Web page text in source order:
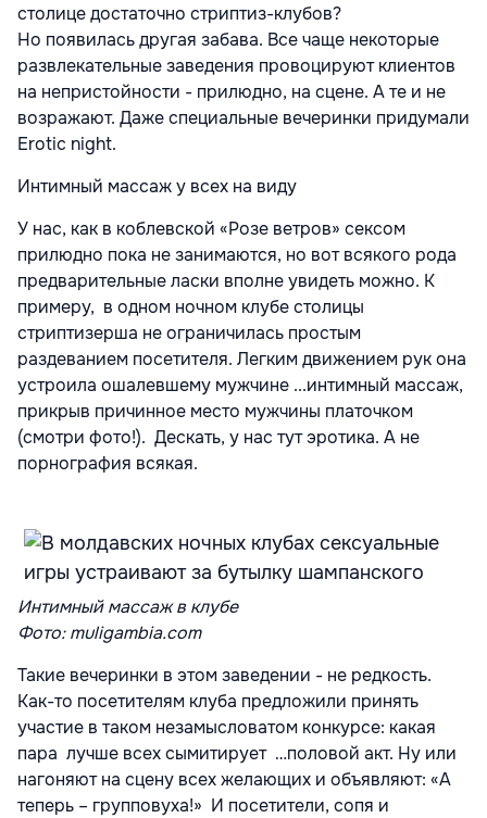
столице достаточно стриптиз-клубов?
Но появилась другая забава. Все чаще некоторые
развлекательные заведения провоцируют клиентов
на непристойности - прилюдно, на сцене. А те и не
возражают. Даже специальные вечеринки придумали
Erotic night.
Интимный массаж у всех на виду
У нас, как в коблевской «Розе ветров» сексом
прилюдно пока не занимаются, но вот всякого рода
предварительные ласки вполне увидеть можно. К
примеру, в одном ночном клубе столицы
стриптизерша не ограничилась простым
раздеванием посетителя. Легким движением рук она
устроила ошалевшему мужчине ...интимный массаж,
прикрыв причинное место мужчины платочком
(смотри фото!). Дескать, у нас тут эротика. А не
порнография всякая.
Интимный массаж в клубе
Фото: muligambia.com
Такие вечеринки в этом заведении - не редкость.
Как-то посетителям клуба предложили принять
участие в таком незамысловатом конкурсе: какая
пара лучше всех сымитирует …половой акт. Ну или
нагоняют на сцену всех желающих и объявляют: «А
теперь – групповуха!» И посетители, сопя и